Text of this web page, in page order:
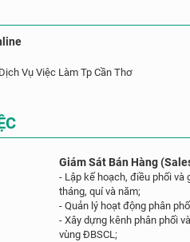
Vụ Việc Làm Tp Cần Thơ
Giám Sát Bán Hàng
- Lập kế hoạch, điều phối và
tháng, quí và năm;
- Quản lý hoạt động phân
- Xây dựng kênh phân phối
vùng ĐBSCL;